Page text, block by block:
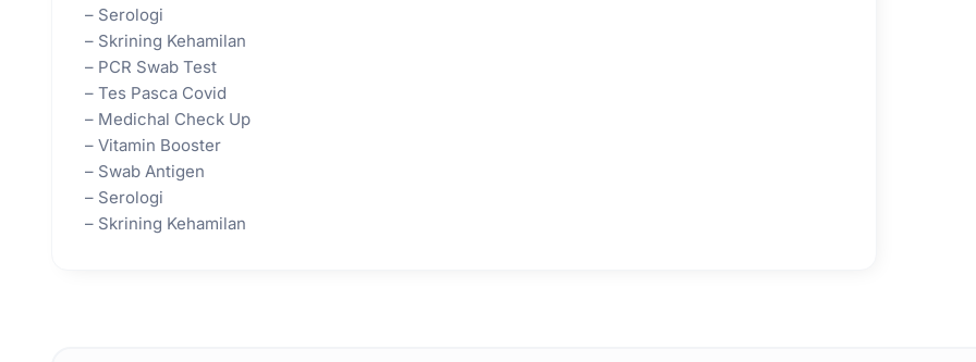
– Serologi
– Skrining Kehamilan
– PCR Swab Test
– Tes Pasca Covid
– Medichal Check Up
– Vitamin Booster
– Swab Antigen
– Serologi
– Skrining Kehamilan